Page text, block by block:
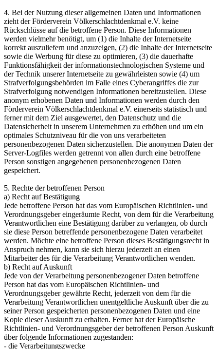
4. Bei der Nutzung dieser allgemeinen Daten und Informationen
zieht der Förderverein Völkerschlachtdenkmal e.V. keine
Rückschlüsse auf die betroffene Person. Diese Informationen
werden vielmehr benötigt, um (1) die Inhalte der Internetseite
korrekt auszuliefern und anzuzeigen, (2) die Inhalte der Internetseite
sowie die Werbung für diese zu optimieren, (3) die dauerhafte
Funktionsfähigkeit der informationstechnologischen Systeme und
der Technik unserer Internetseite zu gewährleisten sowie (4) um
Strafverfolgungsbehörden im Falle eines Cyberangriffes die zur
Strafverfolgung notwendigen Informationen bereitzustellen. Diese
anonym erhobenen Daten und Informationen werden durch den
Förderverein Völkerschlachtdenkmal e.V. einerseits statistisch und
ferner mit dem Ziel ausgewertet, den Datenschutz und die
Datensicherheit in unserem Unternehmen zu erhöhen und um ein
optimales Schutzniveau für die von uns verarbeiteten
personenbezogenen Daten sicherzustellen. Die anonymen Daten der
Server-Logfiles werden getrennt von allen durch eine betroffene
Person sonstigen angegebenen personenbezogenen Daten
gespeichert.
5. Rechte der betroffenen Person
a) Recht auf Bestätigung
Jede betroffene Person hat das vom Europäischen Richtlinien- und
Verordnungsgeber eingeräumte Recht, von dem für die Verarbeitung
Verantwortlichen eine Bestätigung darüber zu verlangen, ob durch
sie diese Person betreffende personenbezogene Daten verarbeitet
werden. Möchte eine betroffene Person dieses Bestätigungsrecht in
Anspruch nehmen, kann sie sich hierzu jederzeit an einen
Mitarbeiter des für die Verarbeitung Verantwortlichen wenden.
b) Recht auf Auskunft
Jede von der Verarbeitung personenbezogener Daten betroffene
Person hat das vom Europäischen Richtlinien- und
Verordnungsgeber gewährte Recht, jederzeit von dem für die
Verarbeitung Verantwortlichen unentgeltliche Auskunft über die zu
seiner Person gespeicherten personenbezogenen Daten und eine
Kopie dieser Auskunft zu erhalten. Ferner hat der Europäische
Richtlinien- und Verordnungsgeber der betroffenen Person Auskunft
über folgende Informationen zugestanden:
- die Verarbeitungszwecke